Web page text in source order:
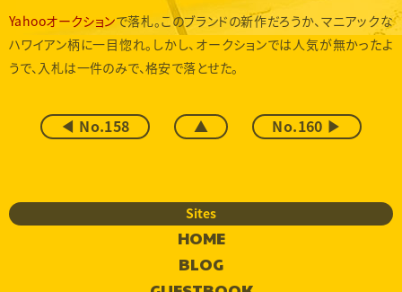
Yahooオークションで落札。このブランドの新作だろうか、マニアックな
ハワイアン柄に一目惚れ。しかし、オークションでは人気が無かったよ
うで、入札は一件のみで、格安で落とせた。
◀ No.158 ▲ No.160 ▶
Sites
HOME
BLOG